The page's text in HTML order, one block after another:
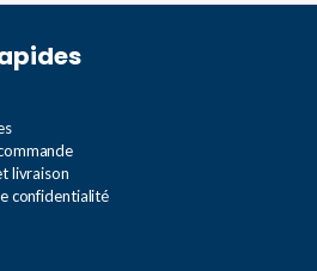
livraison
confidentialité